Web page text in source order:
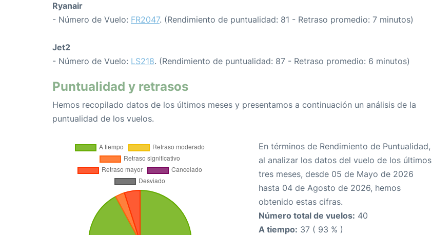
Ryanair
- Número de Vuelo: FR2047. (Rendimiento de puntualidad: 81 - Retraso promedio: 7 minutos)
Jet2
- Número de Vuelo: LS218. (Rendimiento de puntualidad: 87 - Retraso promedio: 6 minutos)
Puntualidad y retrasos
Hemos recopilado datos de los últimos meses y presentamos a continuación un análisis de la
puntualidad de los vuelos.
En términos de Rendimiento de Puntualidad,
al analizar los datos del vuelo de los últimos
tres meses, desde 05 de Mayo de 2026
hasta 04 de Agosto de 2026, hemos
obtenido estas cifras.
Número total de vuelos: 40
A tiempo: 37 ( 93 % )